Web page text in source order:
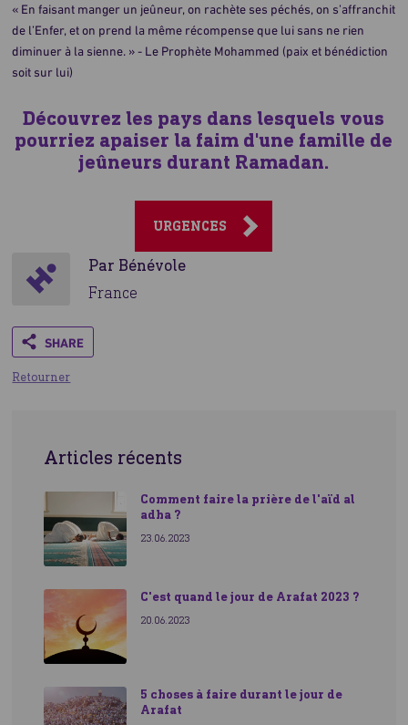
« En faisant manger un jeûneur, on rachète ses péchés, on s’affranchit
de l’Enfer, et on prend la même récompense que lui sans ne rien
diminuer à la sienne. » - Le Prophète Mohammed (paix et bénédiction
soit sur lui)
Découvrez les pays dans lesquels vous
pourriez apaiser la faim d'une famille de
jeûneurs durant Ramadan.
URGENCES
Par Bénévole
France
Retourner
Articles récents
Comment faire la prière de l'aïd al
adha ?
23.06.2023
C'est quand le jour de Arafat 2023 ?
20.06.2023
5 choses à faire durant le jour de
Arafat